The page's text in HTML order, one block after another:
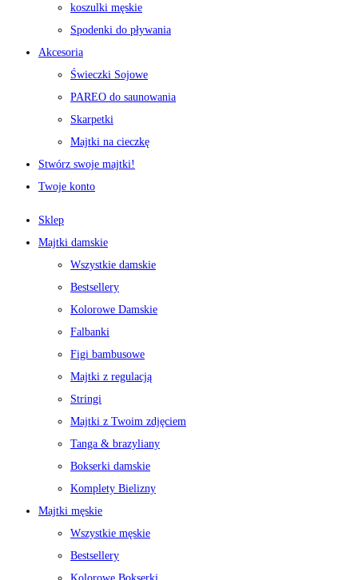
koszulki męskie
Spodenki do pływania
Akcesoria
Świeczki Sojowe
PAREO do saunowania
Skarpetki
Majtki na cieczkę
Stwórz swoje majtki!
Twoje konto
Sklep
Majtki damskie
Wszystkie damskie
Bestsellery
Kolorowe Damskie
Falbanki
Figi bambusowe
Majtki z regulacją
Stringi
Majtki z Twoim zdjęciem
Tanga & brazyliany
Bokserki damskie
Komplety Bielizny
Majtki męskie
Wszystkie męskie
Bestsellery